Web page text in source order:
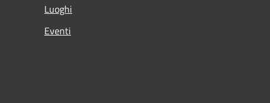
Luoghi
Eventi